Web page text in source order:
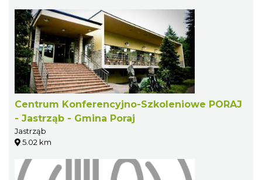
Centrum Konferencyjno-Szkoleniowe PORAJ
- Jastrząb - Gmina Poraj
Jastrząb
5.02 km